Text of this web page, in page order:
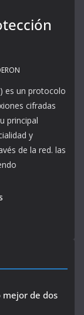
es un protocolo
cifradas
principal
y
de la red. las
mejor de dos